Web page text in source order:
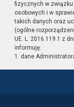
fizycznych w
osobowych i w
takich danych oraz
(ogólne
UE. L. 2016.119.1 z
informuję:
1. dane